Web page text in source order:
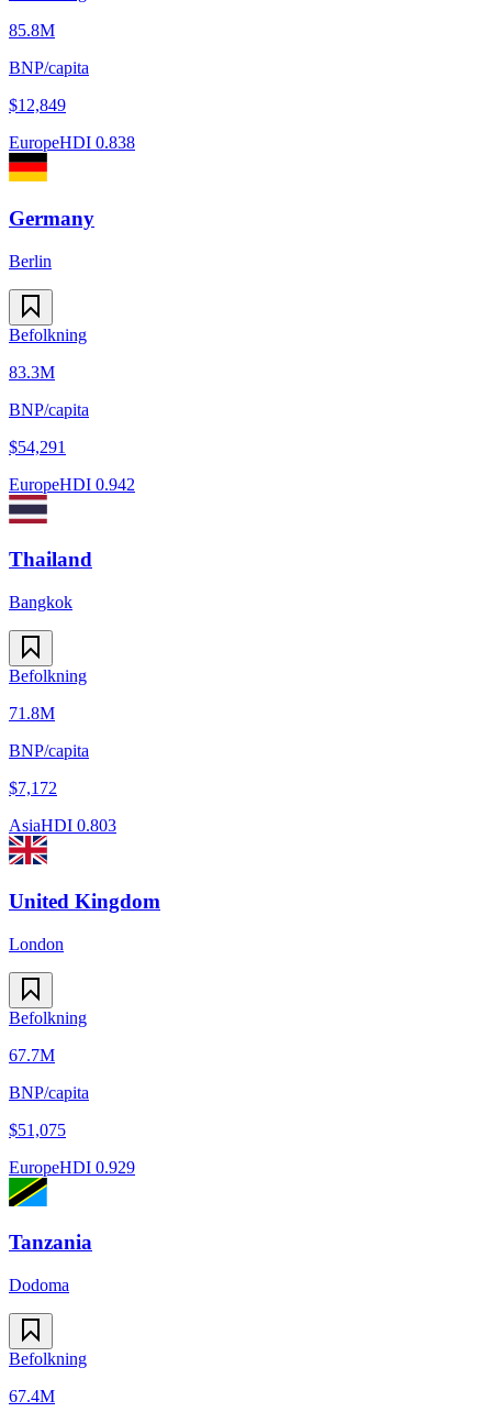
85.8M
BNP/capita
$12,849
EuropeHDI 0.838
Germany
Berlin
Befolkning
83.3M
BNP/capita
$54,291
EuropeHDI 0.942
Thailand
Bangkok
Befolkning
71.8M
BNP/capita
$7,172
AsiaHDI 0.803
United Kingdom
London
Befolkning
67.7M
BNP/capita
$51,075
EuropeHDI 0.929
Tanzania
Dodoma
Befolkning
67.4M